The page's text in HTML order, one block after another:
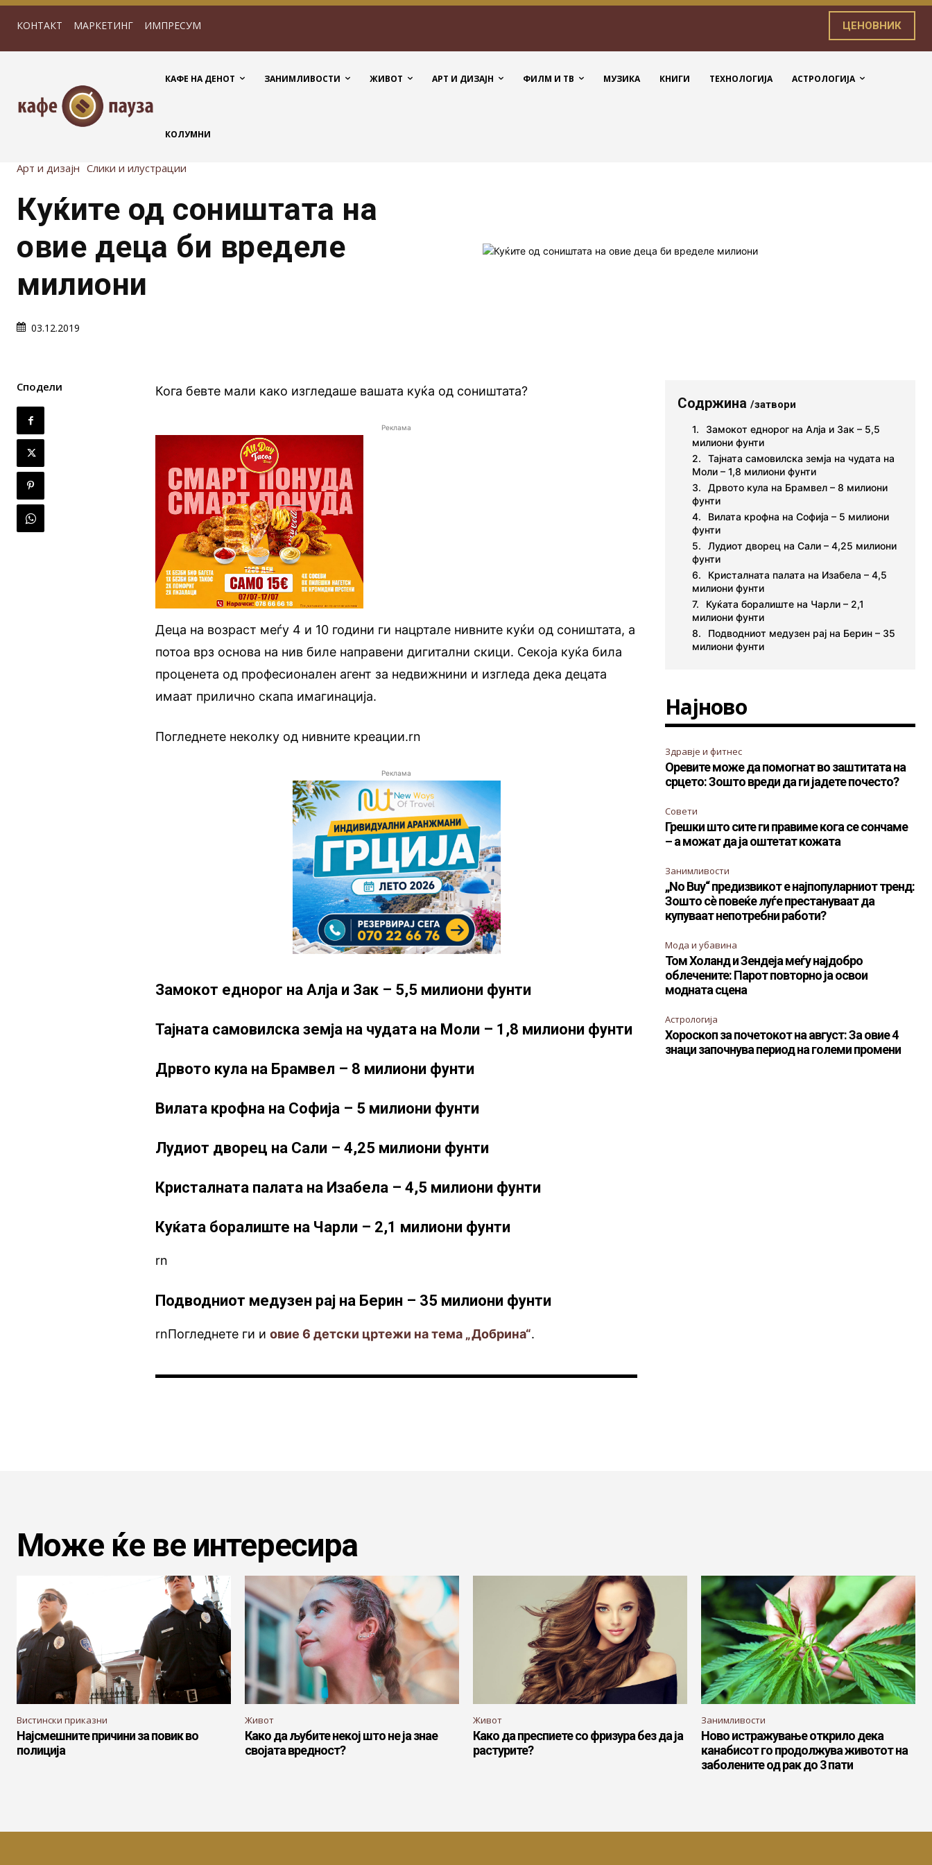
КОНТАКТ МАРКЕТИНГ ИМПРЕСУМ ЦЕНОВНИК
КАФЕ НА ДЕНОТ ЗАНИМЛИВОСТИ ЖИВОТ АРТ И ДИЗАЈН ФИЛМ И ТВ МУЗИКА КНИГИ ТЕХНОЛОГИЈА АСТРОЛОГИЈА
КОЛУМНИ
Арт и дизајн Слики и илустрации
Куќите од соништата на
овие деца би вределе
милиони
03.12.2019
Сподели Кога бевте мали како изгледаше вашата куќа од соништата?
Реклама
Деца на возраст меѓу 4 и 10 години ги нацртале нивните куќи од соништата, а
потоа врз основа на нив биле направени дигитални скици. Секоја куќа била
проценета од професионален агент за недвижнини и изгледа дека децата
имаат прилично скапа имагинација.
Погледнете неколку од нивните креации.rn
Реклама
Замокот еднорог на Алја и Зак – 5,5 милиони фунти
Тајната самовилска земја на чудата на Моли – 1,8 милиони фунти
Дрвото кула на Брамвел – 8 милиони фунти
Вилата крофна на Софија – 5 милиони фунти
Лудиот дворец на Сали – 4,25 милиони фунти
Кристалната палата на Изабела – 4,5 милиони фунти
Куќата боралиште на Чарли – 2,1 милиони фунти
rn
Подводниот медузен рај на Берин – 35 милиони фунти
rnПогледнете ги иовие 6 детски цртежи на тема „Добрина“.
Содржина/затвори
Замокот еднорог на Алја и Зак – 5,5
милиони фунти
Тајната самовилска земја на чудата на
Моли – 1,8 милиони фунти
Дрвото кула на Брамвел – 8 милиони
фунти
Вилата крофна на Софија – 5 милиони
фунти
Лудиот дворец на Сали – 4,25 милиони
фунти
Кристалната палата на Изабела – 4,5
милиони фунти
Куќата боралиште на Чарли – 2,1
милиони фунти
Подводниот медузен рај на Берин – 35
милиони фунти
Најново
Здравје и фитнес
Оревите може да помогнат во заштитата на
срцето: Зошто вреди да ги јадете почесто?
Совети
Грешки што сите ги правиме кога се сончаме
– а можат да ја оштетат кожата
Занимливости
„No Buy“ предизвикот е најпопуларниот тренд:
Зошто сè повеќе луѓе престануваат да
купуваат непотребни работи?
Мода и убавина
Том Холанд и Зендеја меѓу најдобро
облечените: Парот повторно ја освои
модната сцена
Астрологија
Хороскоп за почетокот на август: За овие 4
знаци започнува период на големи промени
Може ќе ве интересира
Вистински приказни
Најсмешните причини за повик во
полиција
Живот
Како да љубите некој што не ја знае
својата вредност?
Живот
Како да преспиете со фризура без да ја
растурите?
Занимливости
Ново истражување открило дека
канабисот го продолжува животот на
заболените од рак до 3 пати